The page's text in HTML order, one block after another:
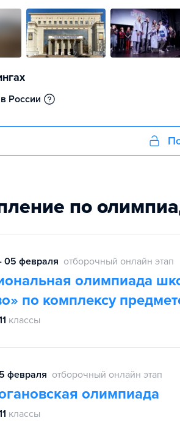
России
по
05 февраля отборочный онлайн этап
олимпиада
по комплексу
классы
февраля отборочный онлайн этап
олимпиада
классы